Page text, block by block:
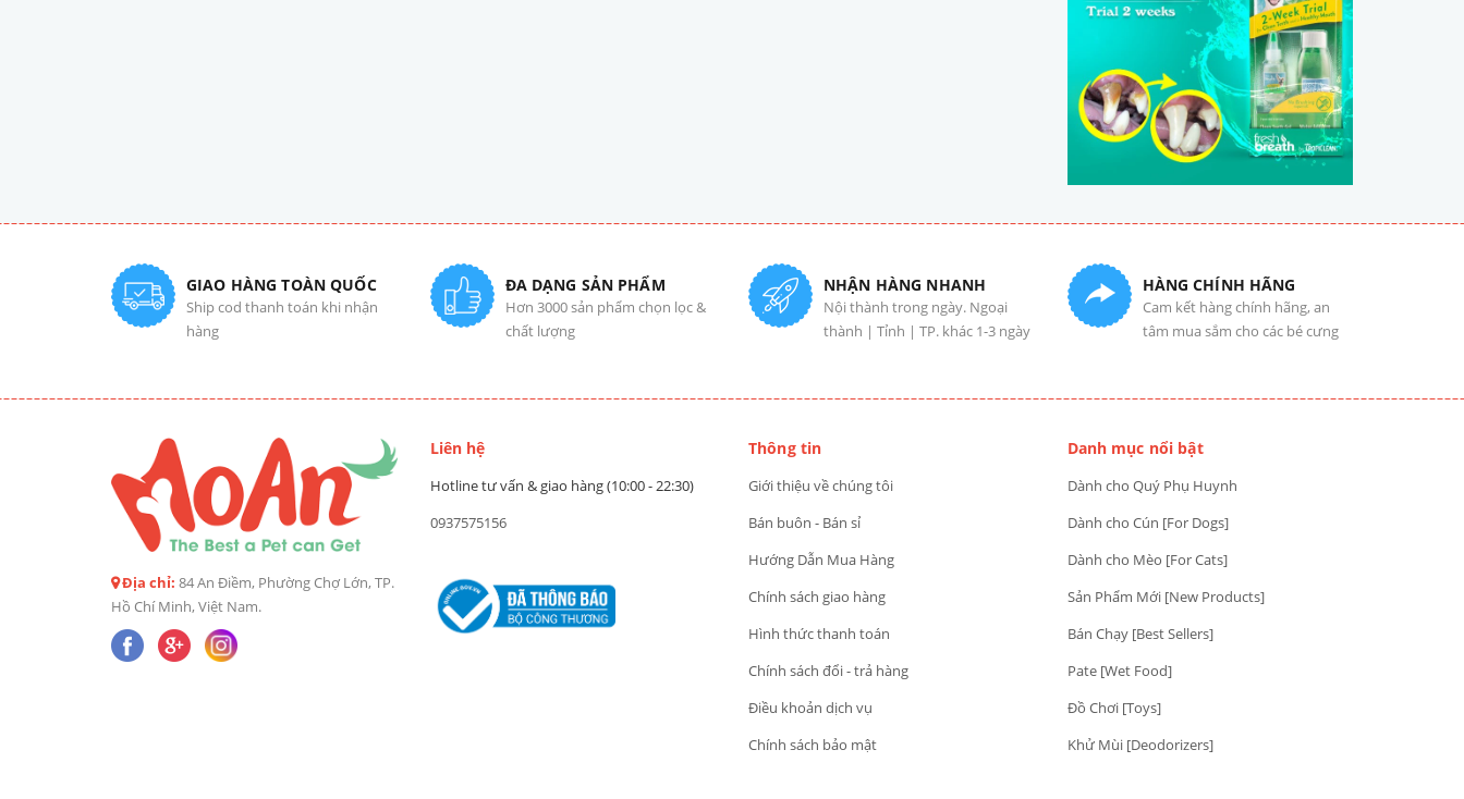
GIAO HÀNG TOÀN QUỐC
Ship cod thanh toán khi nhận
hàng
ĐA DẠNG SẢN PHẨM
Hơn 3000 sản phẩm chọn lọc &
chất lượng
NHẬN HÀNG NHANH
Nội thành trong ngày. Ngoại
thành | Tỉnh | TP. khác 1-3 ngày
HÀNG CHÍNH HÃNG
Cam kết hàng chính hãng, an
tâm mua sắm cho các bé cưng
Địa chỉ: 84 An Điềm, Phường Chợ Lớn, TP.
Hồ Chí Minh, Việt Nam.
Liên hệ
Hotline tư vấn & giao hàng (10:00 - 22:30)
0937575156
Thông tin
Giới thiệu về chúng tôi
Bán buôn - Bán sỉ
Hướng Dẫn Mua Hàng
Chính sách giao hàng
Hình thức thanh toán
Chính sách đổi - trả hàng
Điều khoản dịch vụ
Chính sách bảo mật
Danh mục nổi bật
Dành cho Quý Phụ Huynh
Dành cho Cún [For Dogs]
Dành cho Mèo [For Cats]
Sản Phẩm Mới [New Products]
Bán Chạy [Best Sellers]
Pate [Wet Food]
Đồ Chơi [Toys]
Khử Mùi [Deodorizers]